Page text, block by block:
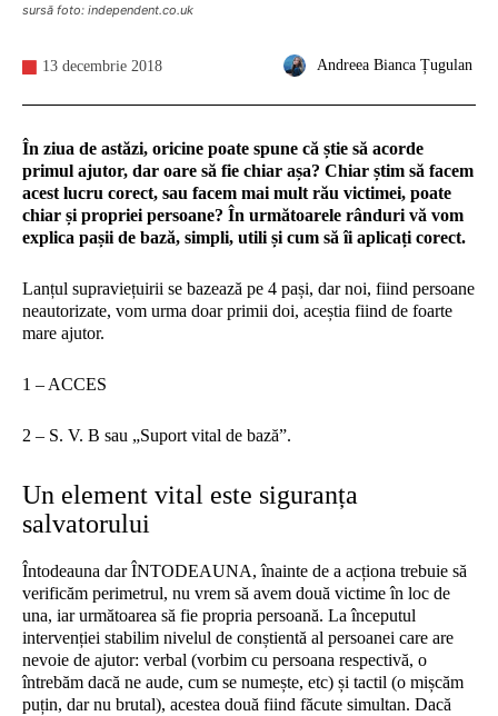
sursă foto: independent.co.uk
Andreea Bianca Țugulan
13 decembrie 2018
În ziua de astăzi, oricine poate spune că știe să acorde
primul ajutor, dar oare să fie chiar așa? Chiar știm să facem
acest lucru corect, sau facem mai mult rău victimei, poate
chiar și propriei persoane? În următoarele rânduri vă vom
explica pașii de bază, simpli, utili și cum să îi aplicați corect.
Lanțul supraviețuirii se bazează pe 4 pași, dar noi, fiind persoane
neautorizate, vom urma doar primii doi, aceștia fiind de foarte
mare ajutor.
1 – ACCES
2 – S. V. B sau „Suport vital de bază”.
Un element vital este siguranța
salvatorului
Întodeauna dar ÎNTODEAUNA, înainte de a acționa trebuie să
verificăm perimetrul, nu vrem să avem două victime în loc de
una, iar următoarea să fie propria persoană. La începutul
intervenției stabilim nivelul de conștientă al persoanei care are
nevoie de ajutor: verbal (vorbim cu persoana respectivă, o
întrebăm dacă ne aude, cum se numește, etc) și tactil (o mișcăm
puțin, dar nu brutal), acestea două fiind făcute simultan. Dacă